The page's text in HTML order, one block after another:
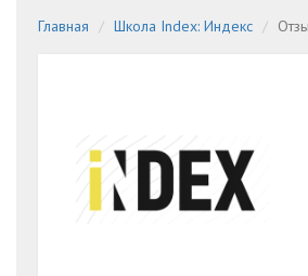
Главная Школа Index: Индекс